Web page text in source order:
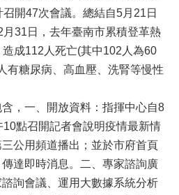
開47次會議。總結自5月21日
31日，去年臺南市累積登革熱
成112人死亡(其中102人為60
有糖尿病、高血壓、洗腎等慢性
，一、開放資料：指揮中心自8
點召開記者會說明疫情最新情
公用頻道播出；並於市府首頁
達即時消息。二、專家諮詢廣
詢會議、運用大數據系統分析